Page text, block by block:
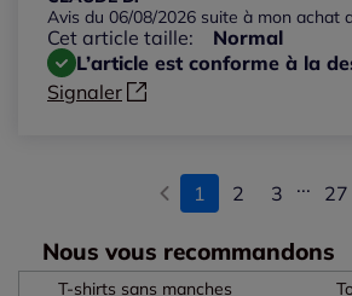
Avis du 06/08/2026 suite à mon achat
Cet article taille:
Normal
L’article est conforme à la
Signaler
1 2 3 ... 27
Nous vous recommandons
T-shirts sans manches